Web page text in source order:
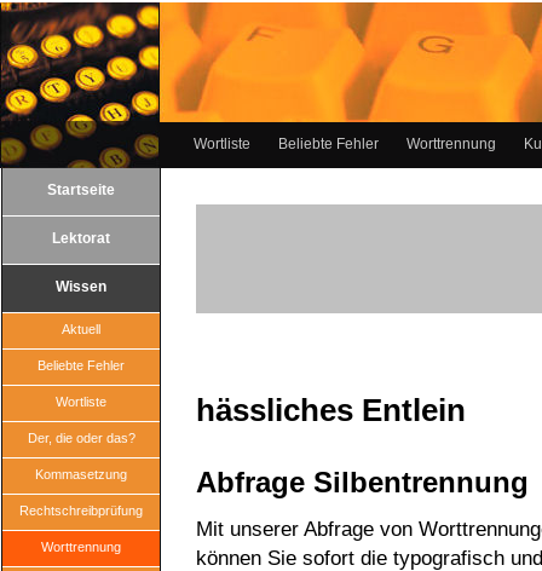
Wortliste Beliebte Fehler Worttrennung
Startseite
Lektorat
Wissen
Aktuell
Beliebte Fehler
Wortliste
Der, die oder das?
Kommasetzung
Rechtschreibprüfung
Worttrennung
hässliches Entlein
Abfrage Silbentrennung
Mit unserer Abfrage von
können Sie sofort die typografisch